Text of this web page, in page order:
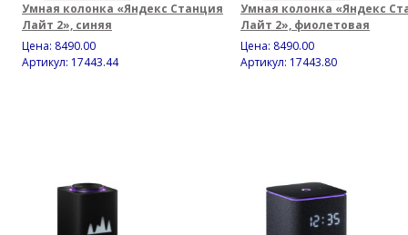
Умная колонка «Яндекс Станция
Лайт 2», синяя
Цена: 8490.00
Артикул: 17443.44
Умная колонка «Яндекс
Лайт 2», фиолетовая
Цена: 8490.00
Артикул: 17443.80